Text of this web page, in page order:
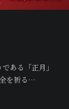
ある「正月」
を祈る…